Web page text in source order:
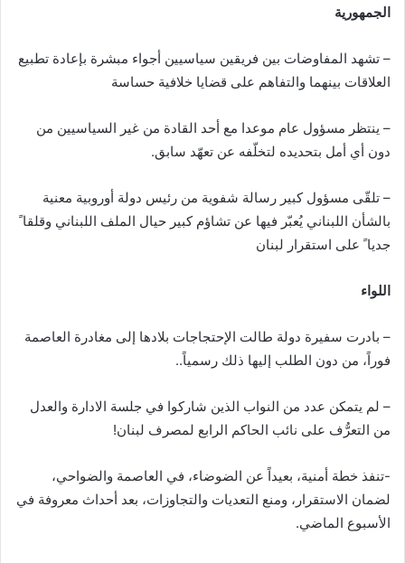
الجمهورية
– تشهد المفاوضات بين فريقين سياسيين أجواء مبشرة بإعادة تطبيع
العلاقات بينهما والتفاهم على قضايا خلافية حساسة
– ينتظر مسؤول عام موعدا مع أحد القادة من غير السياسيين من
دون أي أمل بتحديده لتخلّفه عن تعهّد سابق.
– تلقّى مسؤول كبير رسالة شفوية من رئيس دولة أوروبية معنية
بالشأن اللبناني يُعبّر فيها عن تشاؤم كبير حيال الملف اللبناني وقلقا ً
جديا ً على استقرار لبنان
اللواء
– بادرت سفيرة دولة طالت الإحتجاجات بلادها إلى مغادرة العاصمة
فوراً، من دون الطلب إليها ذلك رسمياً..
– لم يتمكن عدد من النواب الذين شاركوا في جلسة الادارة والعدل
من التعرُّف على نائب الحاكم الرابع لمصرف لبنان!
-تنفذ خطة أمنية، بعيداً عن الضوضاء، في العاصمة والضواحي،
لضمان الاستقرار، ومنع التعديات والتجاوزات، بعد أحداث معروفة في
الأسبوع الماضي.